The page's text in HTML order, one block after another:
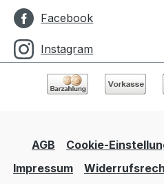
Facebook
Instagram
AGB Cookie-
Impressum